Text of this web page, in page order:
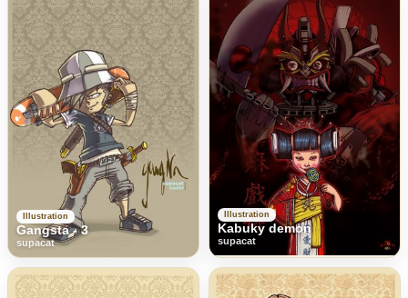
Illustration
Gangsta - 3
supacat
Illustration
Kabuky demon
supacat